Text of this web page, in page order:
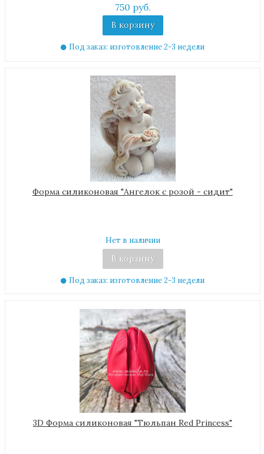
750 руб.
В корзину
Под заказ: изготовление 2-3 недели
Форма силиконовая "Ангелок с розой - сидит"
Нет в наличии
В корзину
Под заказ: изготовление 2-3 недели
3D Форма силиконовая "Тюльпан Red Princess"